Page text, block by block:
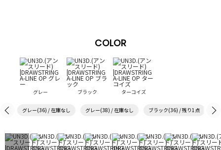
COLOR
グレー ブラック ターコイズ
グレー(36) / 在庫なし グレー(38) / 在庫なし ブラック(36) / 残り1点 ブ